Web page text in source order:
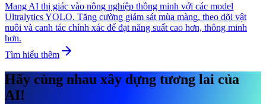
Mang AI thị giác vào nông nghiệp thông minh với các model
Ultralytics YOLO. Tăng cường giám sát mùa màng, theo dõi vật
nuôi và canh tác chính xác để đạt năng suất cao hơn, thông minh
hơn.
Tìm hiểu thêm
Hãy cùng nhau xây dựng tương lai của
AI!